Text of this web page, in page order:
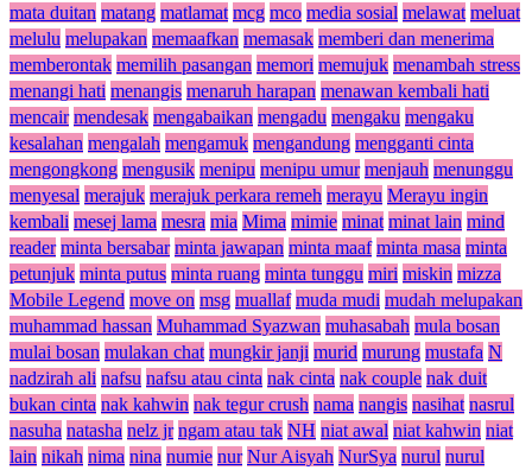
mata duitan matang matlamat mcg mco media sosial melawat meluat
melulu melupakan memaafkan memasak memberi dan menerima
memberontak memilih pasangan memori memujuk menambah stress
menangi hati menangis menaruh harapan menawan kembali hati
mencair mendesak mengabaikan mengadu mengaku mengaku
kesalahan mengalah mengamuk mengandung mengganti cinta
mengongkong mengusik menipu menipu umur menjauh menunggu
menyesal merajuk merajuk perkara remeh merayu Merayu ingin
kembali mesej lama mesra mia Mima mimie minat minat lain mind
reader minta bersabar minta jawapan minta maaf minta masa minta
petunjuk minta putus minta ruang minta tunggu miri miskin mizza
Mobile Legend move on msg muallaf muda mudi mudah melupakan
muhammad hassan Muhammad Syazwan muhasabah mula bosan
mulai bosan mulakan chat mungkir janji murid murung mustafa N
nadzirah ali nafsu nafsu atau cinta nak cinta nak couple nak duit
bukan cinta nak kahwin nak tegur crush nama nangis nasihat nasrul
nasuha natasha nelz jr ngam atau tak NH niat awal niat kahwin niat
lain nikah nima nina numie nur Nur Aisyah NurSya nurul nurul